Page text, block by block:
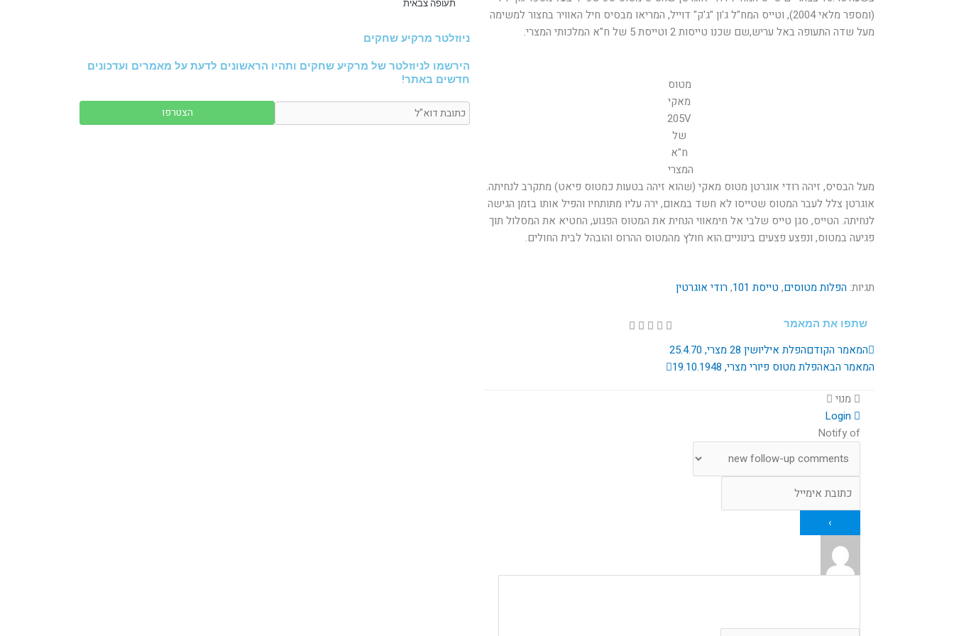
(ומספר מלאי 2004), וטייס המח"ל ג'ון "ג'ק" דוייל, המריאו מבסיס חיל האוויר בחצור למשימה
מעל שדה התעופה באל עריש,שם שכנו טייסות 2 וטייסת 5 של ח"א המלכותי המצרי.
מטוס
מאקי
205V
של
ח"א
המצרי
מעל הבסיס, זיהה רודי אוגרטן מטוס מאקי (שהוא זיהה בטעות כמטוס פיאט) מתקרב לנחיתה.
אוגרטן צלל לעבר המטוס שטייסו לא חשד במאום, ירה עליו מתותחיו והפיל אותו בזמן הגישה
לנחיתה. הטייס, סגן טייס שלבי אל חימאווי הנחית את המטוס הפגוע, החטיא את המסלול תוך
פגיעה במטוס, ונפצע פצעים בינוניים.הוא חולץ מהמטוס ההרוס והובהל לבית החולים.
תגיות: הפלות מטוסים, טייסת 101 ,רודי אוגרטין
שתפו את המאמר
קודם
המאמר הקודםהפלת איליושין 28 מצרי, 25.4.70
המאמר הבאהפלת מטוס פיורי מצרי, 19.10.1948
מנוי
Notify of
תעופה צבאית
ניוזלטר מרקיע שחקים
הירשמו לניוזלטר של מרקיע שחקים ותהיו הראשונים לדעת על מאמרים ועדכונים
חדשים באתר!